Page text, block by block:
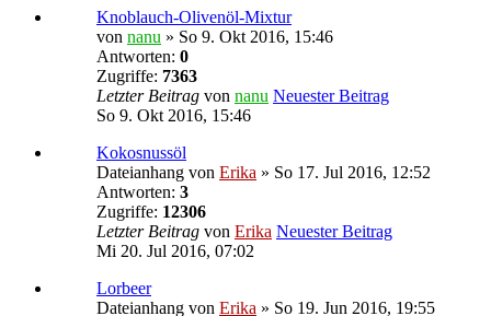
Knoblauch-Olivenöl-Mixtur
von nanu » So 9. Okt 2016, 15:46
Antworten: 0
Zugriffe: 7363
Letzter Beitrag von nanu Neuester Beitrag
So 9. Okt 2016, 15:46
Kokosnussöl
Dateianhang von Erika » So 17. Jul 2016, 12:52
Antworten: 3
Zugriffe: 12306
Letzter Beitrag von Erika Neuester Beitrag
Mi 20. Jul 2016, 07:02
Lorbeer
Dateianhang von Erika » So 19. Jun 2016, 19:55